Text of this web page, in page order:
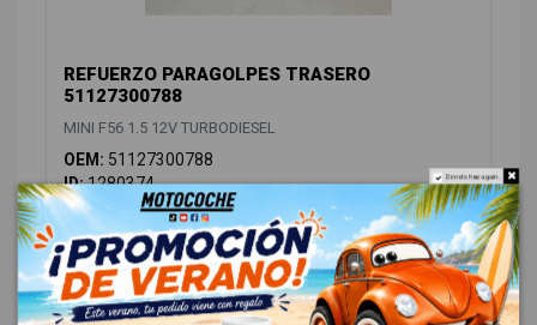
REFUERZO PARAGOLPES TRASERO
51127300788
MINI F56 1.5 12V TURBODIESEL
OEM: 51127300788
ID:1280374
59,00 € Sin IVA
71,39 € Con IVA
Do not show again.